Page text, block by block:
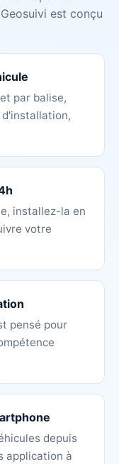
est conçu
par balise,
d'installation,
installez-la en
votre
pensé pour
depuis
application à